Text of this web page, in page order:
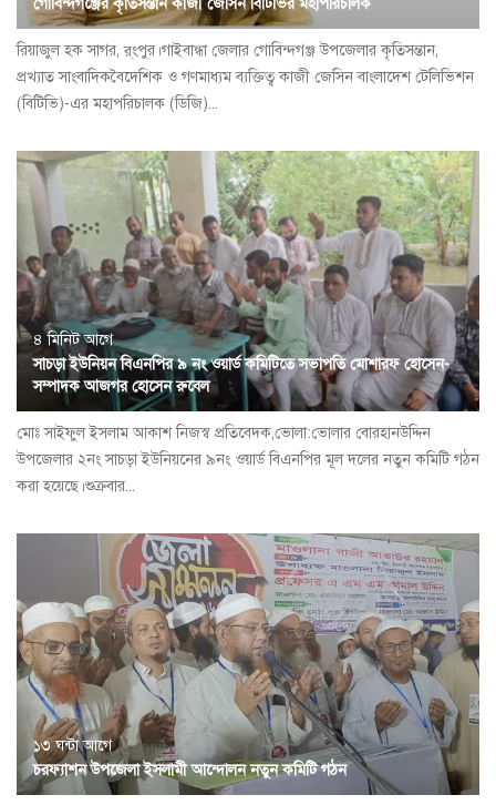
গোবিন্দগঞ্জের কৃতিসন্তান কাজী জেসিন বিটিভির মহাপরিচালক
রিয়াজুল হক সাগর, র্ংপুর।গাইবান্ধা জেলার গোবিন্দগঞ্জ উপজেলার কৃতিসন্তান,
প্রখ্যাত সাংবাদিকবৈদেশিক ও গণমাধ্যম ব্যক্তিত্ব কাজী জেসিন বাংলাদেশ টেলিভিশন
(বিটিভি)-এর মহাপরিচালক (ডিজি)...
৪ মিনিট আগে
সাচড়া ইউনিয়ন বিএনপির ৯ নং ওয়ার্ড কমিটিতে সভাপতি মোশারফ হোসেন-
সম্পাদক আজগর হোসেন রুবেল
মোঃ সাইফুল ইসলাম আকাশ নিজস্ব প্রতিবেদক,ভোলা:ভোলার বোরহানউদ্দিন
উপজেলার ২নং সাচড়া ইউনিয়নের ৯নং ওয়ার্ড বিএনপির মূল দলের নতুন কমিটি গঠন
করা হয়েছে।শুক্রবার...
১৩ ঘন্টা আগে
চরফ্যাশন উপজেলা ইসলামী আন্দোলন নতুন কমিটি গঠন